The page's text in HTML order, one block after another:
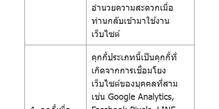
อำนวยความสะดวกเมื่อ
ท่านกลับเข้ามาใช้งาน
เว็บไซต์
คุกกี้ประเภทนี้เป็นคุกกี้ที่
เกิดจากการเชื่อมโยง
เว็บไซต์ของบุคคลที่สาม
เช่น Google Analytics,